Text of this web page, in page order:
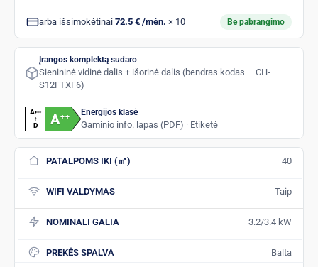
arba išsimokėtinai 72.5 € /mėn. × 10 Be pabrangimo
Įrangos komplektą sudaro
Sienininė vidinė dalis + išorinė dalis (bendras kodas – CH-
S12FTXF6)
A+++
↑
D A++ Energijos klasė
Gaminio info. lapas (PDF) · Etiketė
PATALPOMS IKI (㎡) 40
WIFI VALDYMAS Taip
NOMINALI GALIA 3.2/3.4 kW
PREKĖS SPALVA Balta